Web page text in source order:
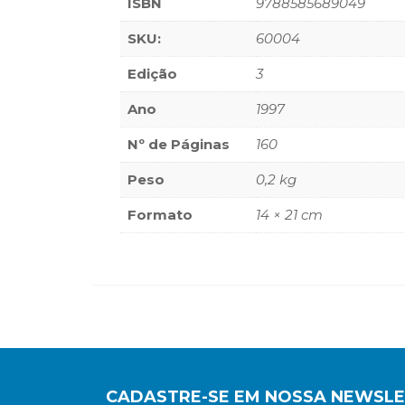
SKU: 60004
Edição 3
Ano 1997
Nº de Páginas 160
Peso 0,2 kg
Formato 14 × 21 cm
CADASTRE-SE EM NOSSA